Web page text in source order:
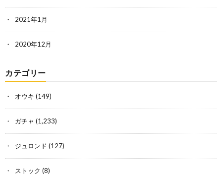
2021年1月
2020年12月
カテゴリー
オウキ (149)
ガチャ (1,233)
ジュロンド (127)
ストック (8)